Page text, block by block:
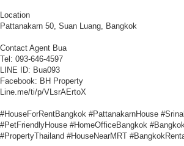
Location
Pattanakarn 50, Suan Luang, Bangkok
Contact Agent Bua
Tel: 093-646-4597
LINE ID: Bua093
Facebook: BH Property
Line.me/ti/p/VLsrAErtoX
#HouseForRentBangkok #PattanakarnHouse
#PetFriendlyHouse #HomeOfficeBangkok
#PropertyThailand #HouseNearMRT